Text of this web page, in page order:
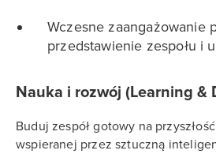
Wczesne zaangażowanie
przedstawienie zespołu i
Nauka i rozwój (Learning &
Buduj zespół gotowy na
wspieranej przez sztuczną